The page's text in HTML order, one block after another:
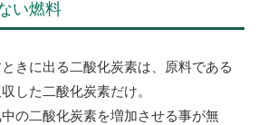
い燃料
きに出る二酸化炭素は、原料である
した二酸化炭素だけ。
の二酸化炭素を増加させる事が無